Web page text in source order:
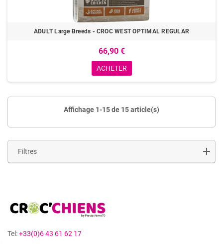
Filtres
ADULT Large Breeds - CROC WEST OPTIMAL REGULAR
66,90 €
ACHETER
Affichage 1-15 de 15 article(s)
Tel:+33(0)6 43 61 62 17